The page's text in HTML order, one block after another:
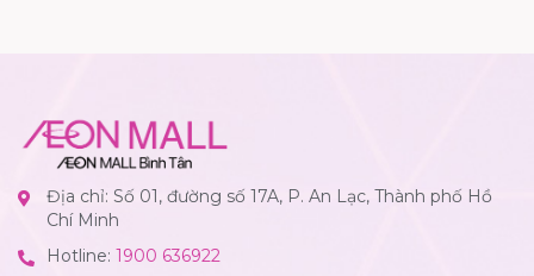
Địa chỉ: Số 01, đường số 17A, P. An Lạc, Thành phố Hồ
Chí Minh
Hotline: 1900 636922